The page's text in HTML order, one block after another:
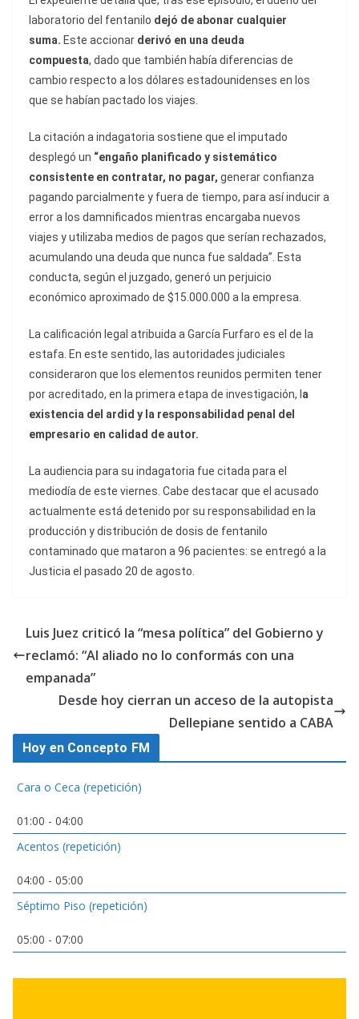
laboratorio del fentanilo dejó de abonar cualquier
suma. Este accionar derivó en una deuda
compuesta, dado que también había diferencias de
cambio respecto a los dólares estadounidenses en los
que se habían pactado los viajes.
La citación a indagatoria sostiene que el imputado
desplegó un “engaño planificado y sistemático
consistente en contratar, no pagar, generar confianza
pagando parcialmente y fuera de tiempo, para así inducir a
error a los damnificados mientras encargaba nuevos
viajes y utilizaba medios de pagos que serían rechazados,
acumulando una deuda que nunca fue saldada”. Esta
conducta, según el juzgado, generó un perjuicio
económico aproximado de $15.000.000 a la empresa.
La calificación legal atribuida a García Furfaro es el de la
estafa. En este sentido, las autoridades judiciales
consideraron que los elementos reunidos permiten tener
por acreditado, en la primera etapa de investigación, l a
existencia del ardid y la responsabilidad penal del
empresario en calidad de autor.
La audiencia para su indagatoria fue citada para el
mediodía de este viernes. Cabe destacar que el acusado
actualmente está detenido por su responsabilidad en la
producción y distribución de dosis de fentanilo
contaminado que mataron a 96 pacientes: se entregó a la
Justicia el pasado 20 de agosto.
Luis Juez criticó la “mesa política” del Gobierno y
reclamó: “Al aliado no lo conformás con una
empanada”
Desde hoy cierran un acceso de la autopista
Dellepiane sentido a CABA
Hoy en Concepto FM
Cara o Ceca (repetición)
01:00 - 04:00
Acentos (repetición)
04:00 - 05:00
Séptimo Piso (repetición)
05:00 - 07:00